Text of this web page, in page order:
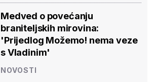
Medved o povećanju
braniteljskih mirovina:
'Prijedlog Možemo! nema veze
s Vladinim'
NOVOSTI